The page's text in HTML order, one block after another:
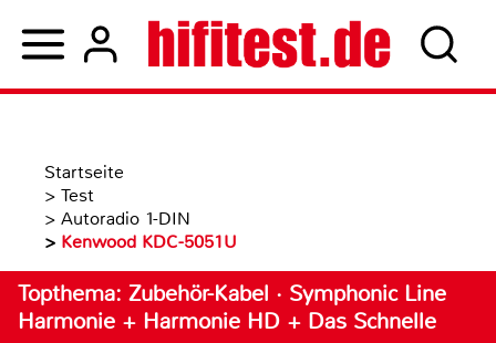
Startseite
> Test
> Autoradio 1-DIN
> Kenwood KDC-5051U
Topthema: Zubehör-Kabel · Symphonic Line
Harmonie + Harmonie HD + Das Schnelle